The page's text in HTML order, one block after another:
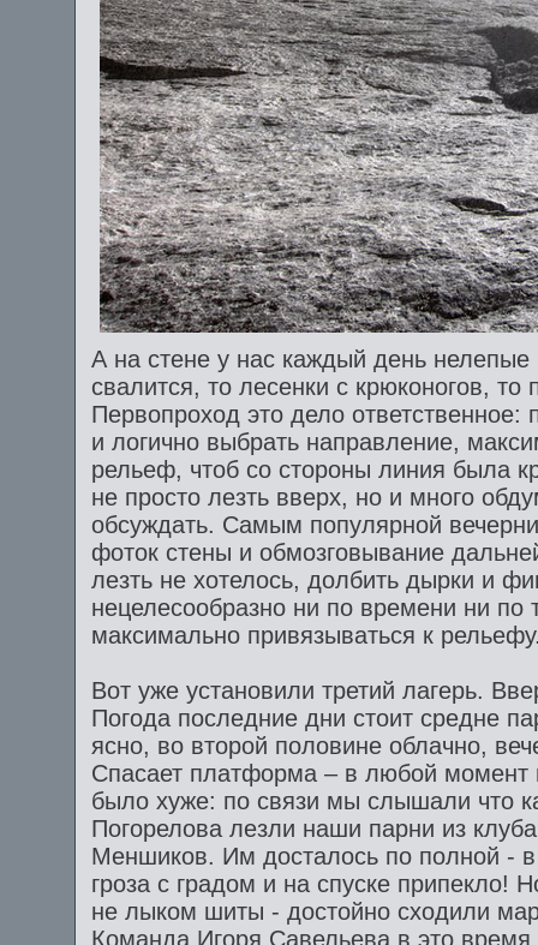
А на стене у нас каждый день нелепые
свалится, то лесенки с крюконогов,
Первопроход это дело
и логично выбрать направление,
рельеф, чтоб со стороны линия была
не просто лезть вверх, но и много
обсуждать. Самым популярной
фоток стены и обмозговывание
лезть не хотелось, долбить дырки и
нецелесообразно ни по времени ни по
максимально привязываться к
Вот уже установили третий лагерь.
Погода последние дни стоит средне
ясно, во второй половине облачно,
Спасает платформа – в любой момент
было хуже: по связи мы слышали что
Погорелова лезли наши парни из
Меншиков. Им досталось по полной -
гроза с градом и на спуске припекло!
не лыком шиты - достойно сходили
Команда Игоря Савельева в это